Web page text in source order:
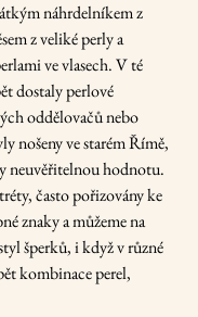
náhrdelníkem z
z veliké perly a
ve vlasech. V té
dostaly perlové
oddělovačů nebo
nošeny ve starém Římě,
neuvěřitelnou hodnotu.
často pořizovány ke
znaky a můžeme na
šperků, i když v různé
kombinace perel,